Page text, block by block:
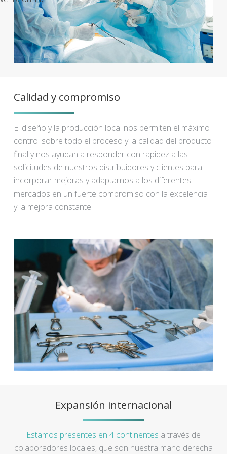
Calidad y compromiso
El diseño y la producción local nos permiten el máximo
control sobre todo el proceso y la calidad del producto
final y nos ayudan a responder con rapidez a las
solicitudes de nuestros distribuidores y clientes para
incorporar mejoras y adaptarnos a los diferentes
mercados en un fuerte compromiso con la excelencia
y la mejora constante.
Expansión internacional
Estamos presentes en 4 continentes a través de
colaboradores locales, que son nuestra mano derecha